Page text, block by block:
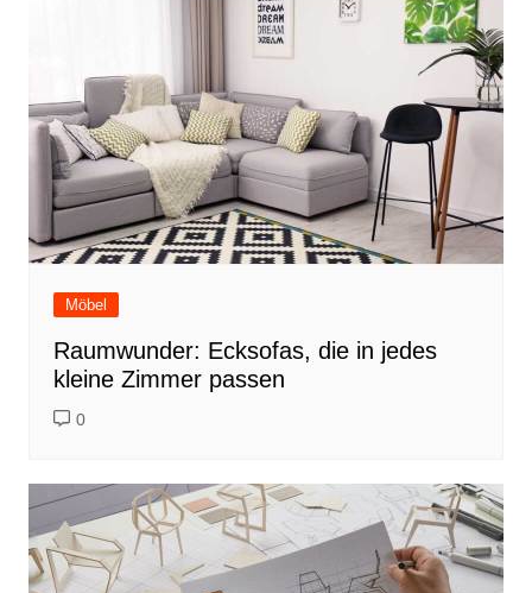
Möbel
Raumwunder: Ecksofas, die in jedes
kleine Zimmer passen
0